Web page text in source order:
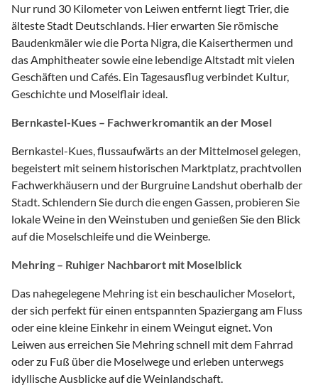
Nur rund 30 Kilometer von Leiwen entfernt liegt Trier, die
älteste Stadt Deutschlands. Hier erwarten Sie römische
Baudenkmäler wie die Porta Nigra, die Kaiserthermen und
das Amphitheater sowie eine lebendige Altstadt mit vielen
Geschäften und Cafés. Ein Tagesausflug verbindet Kultur,
Geschichte und Moselflair ideal.
Bernkastel-Kues – Fachwerkromantik an der Mosel
Bernkastel-Kues, flussaufwärts an der Mittelmosel gelegen,
begeistert mit seinem historischen Marktplatz, prachtvollen
Fachwerkhäusern und der Burgruine Landshut oberhalb der
Stadt. Schlendern Sie durch die engen Gassen, probieren Sie
lokale Weine in den Weinstuben und genießen Sie den Blick
auf die Moselschleife und die Weinberge.
Mehring – Ruhiger Nachbarort mit Moselblick
Das nahegelegene Mehring ist ein beschaulicher Moselort,
der sich perfekt für einen entspannten Spaziergang am Fluss
oder eine kleine Einkehr in einem Weingut eignet. Von
Leiwen aus erreichen Sie Mehring schnell mit dem Fahrrad
oder zu Fuß über die Moselwege und erleben unterwegs
idyllische Ausblicke auf die Weinlandschaft.